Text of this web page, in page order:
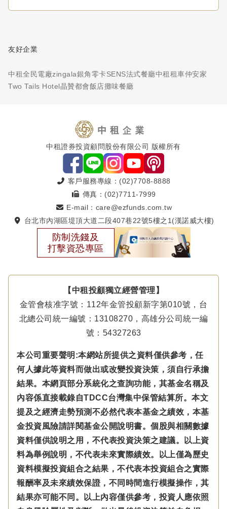
友好企業
中租全民電廠zingala銀角零卡SENS法式餐廳中租租車仲安家
Two Tails Hotel晶贊都會飯店攤味餐廳
中租證券投資顧問股份有限公司 版權所有
客戶服務專線：(02)7708-8888
傳真：(02)7711-7999
E-mail：care@ezfunds.com.tw
台北市內湖區堤頂大道二段407巷22號5樓之1(漢諾威大樓)
防制洗錢及
打擊資恐專區
【中租投顧獨立經營管理】
金管會核准字號：112年金管投顧新字第010號，台
北總公司統一編號：13108270，高雄分公司統一編
號：54327263
本公司重要聲明:本網站所提供之資料僅供參考，任
何人據此等資料而做出或改變投資決策，須自行承擔
結果。本網頁部分系統化之查詢功能，其基金名稱及
內容係直接載錄自TDCC台灣集中保管結算所。本文
提及之經濟走勢預測不必然代表本基金之績效，本基
金投資風險請詳閱基金公開說明書。個股與相關數據
資料僅供說明之用，不代表投資決策之建議。以上資
料為舉例說明，不代表未來實際績效。以上僅為歷史
資料模擬投資組合之結果，不代表本投資組合之實際
報酬率及未來績效保證，不同時間進行模擬操作，其
結果亦可能不同。以上內容僅供參考，投資人應依照